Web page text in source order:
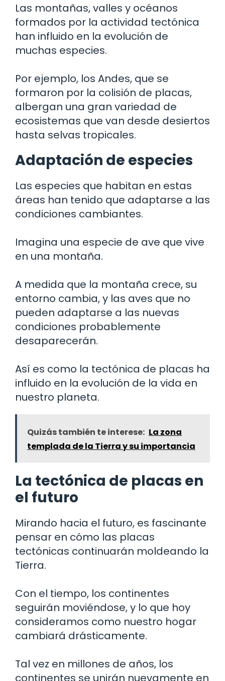
Las montañas, valles y océanos
formados por la actividad tectónica
han influido en la evolución de
muchas especies.
Por ejemplo, los Andes, que se
formaron por la colisión de placas,
albergan una gran variedad de
ecosistemas que van desde desiertos
hasta selvas tropicales.
Adaptación de especies
Las especies que habitan en estas
áreas han tenido que adaptarse a las
condiciones cambiantes.
Imagina una especie de ave que vive
en una montaña.
A medida que la montaña crece, su
entorno cambia, y las aves que no
pueden adaptarse a las nuevas
condiciones probablemente
desaparecerán.
Así es como la tectónica de placas ha
influido en la evolución de la vida en
nuestro planeta.
Quizás también te interese: La zona
templada de la Tierra y su importancia
La tectónica de placas en
el futuro
Mirando hacia el futuro, es fascinante
pensar en cómo las placas
tectónicas continuarán moldeando la
Tierra.
Con el tiempo, los continentes
seguirán moviéndose, y lo que hoy
consideramos como nuestro hogar
cambiará drásticamente.
Tal vez en millones de años, los
continentes se unirán nuevamente en